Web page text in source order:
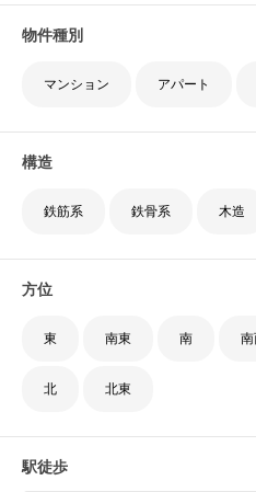
物件種別
マンション アパート
構造
鉄筋系 鉄骨系 木造
方位
東 南東 南
北 北東
駅徒歩
エアドアでは各管理会社様と物件連携
定仲介パートナーが、対応いたします
エアドアが厳選し